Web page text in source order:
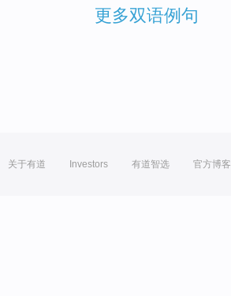
更多双语例句
关于有道 Investors 有道智选 官方博客